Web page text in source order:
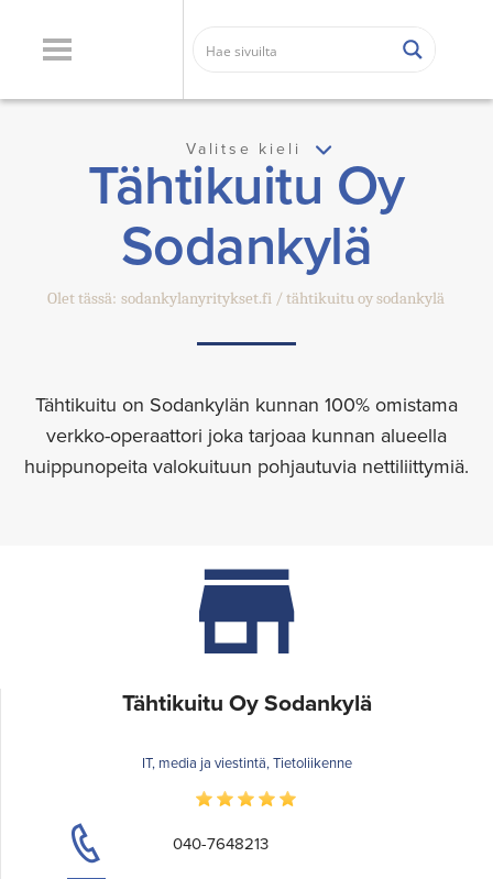
Valitse kieli
Tähtikuitu Oy
Sodankylä
Olet tässä: sodankylanyritykset.fi tähtikuitu oy sodankylä
Tähtikuitu on Sodankylän kunnan 100% omistama
verkko-operaattori joka tarjoaa kunnan alueella
huippunopeita valokuituun pohjautuvia nettiliittymiä.
Tähtikuitu Oy Sodankylä
IT, media ja viestintä, Tietoliikenne
040-7648213